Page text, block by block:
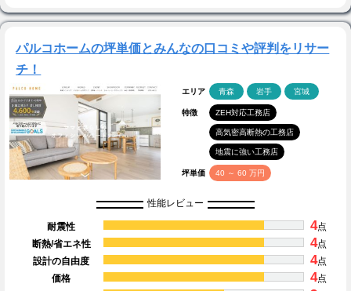
パルコホームの坪単価とみんなの口コミや評判をリサー
チ！
エリア 青森 岩手 宮城
特徴 ZEH対応工務店
高気密高断熱の工務店
地震に強い工務店
坪単価 40 ～ 60 万円
性能レビュー
耐震性 4点
断熱/省エネ性
4点
設計の自由度
4点
価格
4点